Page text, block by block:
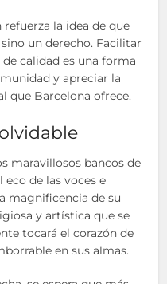
la idea de que
un derecho. Facilitar
calidad es una forma
y apreciar la
que Barcelona ofrece.
maravillosos bancos de
de las voces e
magnificencia de su
y artística que se
tocará el corazón de
en sus almas.